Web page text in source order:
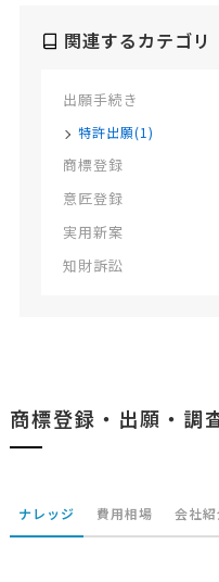
関連するカテゴリ
出願手続き
特許出願(1)
商標登録
意匠登録
実用新案
知財訴訟
商標登録・出願・調
ナレッジ 費用相場 会社紹